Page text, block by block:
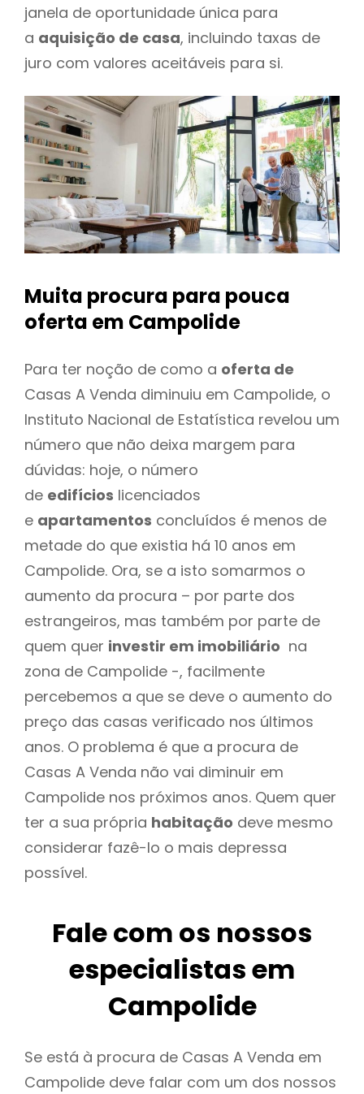
janela de oportunidade única para
a aquisição de casa, incluindo taxas de
juro com valores aceitáveis para si.
Muita procura para pouca
oferta em Campolide
Para ter noção de como a oferta de
Casas A Venda diminuiu em Campolide, o
Instituto Nacional de Estatística revelou um
número que não deixa margem para
dúvidas: hoje, o número
de edifícios licenciados
e apartamentos concluídos é menos de
metade do que existia há 10 anos em
Campolide. Ora, se a isto somarmos o
aumento da procura – por parte dos
estrangeiros, mas também por parte de
quem quer investir em imobiliário na
zona de Campolide -, facilmente
percebemos a que se deve o aumento do
preço das casas verificado nos últimos
anos. O problema é que a procura de
Casas A Venda não vai diminuir em
Campolide nos próximos anos. Quem quer
ter a sua própria habitação deve mesmo
considerar fazê-lo o mais depressa
possível.
Fale com os nossos
especialistas em
Campolide
Se está à procura de Casas A Venda em
Campolide deve falar com um dos nossos